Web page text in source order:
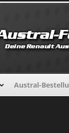
Austral-